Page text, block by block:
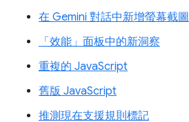
在 Gemini 對話中新增螢幕截圖
「效能」面板中的新洞察
重複的 JavaScript
舊版 JavaScript
推測現在支援規則標記